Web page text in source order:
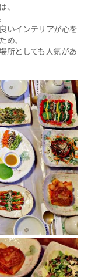
、
いインテリアが心を
め、
所としても人気があ